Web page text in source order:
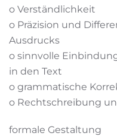
o Verständlichkeit
o Präzision und
Ausdrucks
o sinnvolle
in den Text
o grammatische
o Rechtschreibung
formale Gestaltung